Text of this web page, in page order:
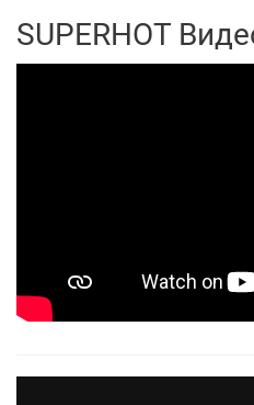
SUPERHOT